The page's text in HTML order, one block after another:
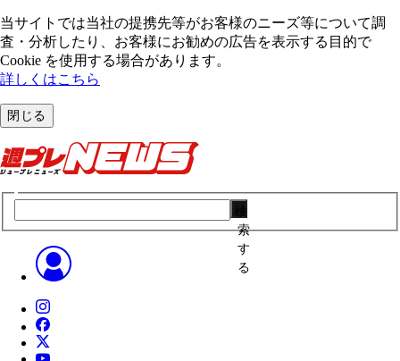
当サイトでは当社の提携先等がお客様のニーズ等について調
査・分析したり、お客様にお勧めの広告を表⽰する⽬的で
Cookie を使⽤する場合があります。
詳しくはこちら
閉じる
索
す
る